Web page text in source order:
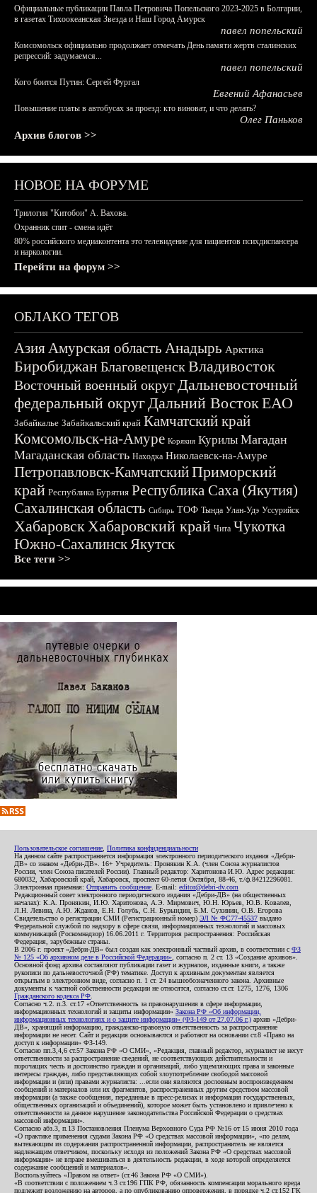
Официальные публикации Павла Петровича Попельского 2023-2025 в Болгарии,
в газетах Тихоокеанская Звезда и Наш Город Амурск
павел попельский
Комсомольск официально продолжает отмечать День памяти жертв сталинских
репрессий: задумаемся...
павел попельский
Кого боится Путин: Сергей Фургал
Евгений Афанасьев
Повышение платы в автобусах за проезд: кто виноват, и что делать?
Олег Паньков
Архив блогов >>
НОВОЕ НА ФОРУМЕ
Трилогия "Китобои" А. Вахова.
Охранник спит - смена идёт
80% российского медиаконтента это телевидение для пациентов психдиспансера
и наркологии.
Перейти на форум >>
ОБЛАКО ТЕГОВ
АзияАмурская область Анадырь Арктика
БиробиджанБлаговещенскВладивосток
Восточный военный округДальневосточный
федеральный округДальний ВостокЕАО
Забайкалье Забайкальский край Камчатский край
Комсомольск-на-Амуре Корякия Курилы Магадан
Магаданская область Находка Николаевск-на-Амуре
Петропавловск-КамчатскийПриморский
край Республика Бурятия Республика Саха (Якутия)
Сахалинская область Сибирь ТОФ Тында Улан-Удэ Уссурийск
ХабаровскХабаровский край Чита Чукотка
Южно-СахалинскЯкутск
Все теги >>
Пользовательское соглашение Политика конфиденциальности
На данном сайте распространяется информация электронного периодического издания «Дебри-
ДВ» со знаком «Дебри-ДВ». 16+ Учредитель: Пронякин К.А. (член Союза журналистов
России, член Союза писателей России). Главный редактор: Харитонова И.Ю. Адрес редакции:
680032, Хабаровский край, Хабаровск, проспект 60-летия Октября, 88-46, т./ф.84212296081.
Электронная приемная: Отправить сообщение . E-mail: editor@debri-dv.com
Редакционный совет электронного периодического издания «Дебри-ДВ» (на общественных
началах): К.А. Пронякин, И.Ю. Харитонова, А.Э. Мирмович, Ю.Н. Юрьев, Ю.В. Ковалев,
Л.Н. Левина, А.Ю. Жданов, Е.Н. Голубь, С.Н. Бурындин, Б.М. Сухинин, О.В. Егорова
Свидетельство о регистрации СМИ (Регистрационный номер) ЭЛ № ФС77-45537 выдано
Федеральной службой по надзору в сфере связи, информационных технологий и массовых
коммуникаций (Роскомнадзор) 16.06.2011 г. Территория распространения: Российская
Федерация, зарубежные страны.
В 2006 г. проект «Дебри-ДВ» был создан как электронный частный архив, в соответствии с ФЗ
№ 125 «Об архивном деле в Российской Федерации» , согласно п. 2 ст. 13 «Создание архивов».
Основной фонд архива составляют публикации газет и журналов, изданные книги, а также
рукописи по дальневосточной (РФ) тематике. Доступ к архивным документам является
открытым в электронном виде, согласно п. 1 ст. 24 вышеобозначенного закона. Архивные
документы к частной собственности редакции не относятся, согласно ст.ст. 1275, 1276, 1306
Гражданского кодекса РФ
Согласно ч.2. п.3. ст.17 «Ответственность за правонарушения в сфере информации,
информационных технологий и защиты информации» Закона РФ «Об информации,
информационных технологиях и о защите информации» (ФЗ-149 от 27.07.06 г.) архив «Дебри-
ДВ», хранящий информацию, гражданско-правовую ответственность за распространение
информации не несет. Сайт и редакция основываются и работают на основании ст.8 «Право на
доступ к информации» ФЗ-149.
Согласно пп.3,4,6 ст.57 Закона РФ «О СМИ», «Редакция, главный редактор, журналист не несут
ответственности за распространение сведений, не соответствующих действительности и
порочащих честь и достоинство граждан и организаций, либо ущемляющих права и законные
интересы граждан, либо представляющих собой злоупотребление свободой массовой
информации и (или) правами журналиста: ...если они являются дословным воспроизведением
сообщений и материалов или их фрагментов, распространенных другим средством массовой
информации (а также сообщения, переданные в пресс-релизах и информация государственных,
общественных организаций и объединений), которое может быть установлено и привлечено к
ответственности за данное нарушение законодательства Российской Федерации о средствах
массовой информации».
Согласно абз.3, п.13 Постановления Пленума Верховного Суда РФ №16 от 15 июня 2010 года
«О практике применения судами Закона РФ «О средствах массовой информации», «по делам,
вытекающим из содержания распространенной информации, распространитель не является
надлежащим ответчиком, поскольку исходя из положений Закона РФ «О средствах массовой
информации» не вправе вмешиваться в деятельность редакции, в ходе которой определяется
содержание сообщений и материалов».
Воспользуйтесь «Правом на ответ» (ст.46 Закона РФ «О СМИ»).
«В соответствии с положением ч.3 ст.196 ГПК РФ, обязанность компенсации морального вреда
подлежит возложению на авторов, а по опубликованию опровержения, в порядке ч.2 ст.152 ГК